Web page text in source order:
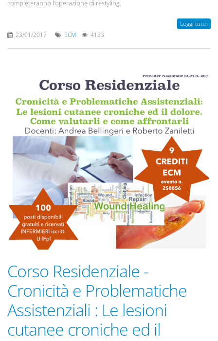
completeranno l’operazione di restyling.
Leggi tutto
23/01/2017 ECM 4133
Corso Residenziale -
Cronicità e Problematiche
Assistenziali : Le lesioni
cutanee croniche ed il